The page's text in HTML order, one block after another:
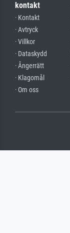
kontakt
· Kontakt
· Avtryck
· Villkor
· Dataskydd
· Ångerrätt
· Klagomål
· Om oss